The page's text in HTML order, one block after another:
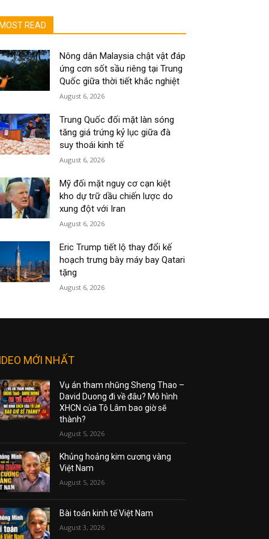
MOST READ
Nông dân Malaysia chật vật đáp
ứng cơn sốt sầu riêng tại Trung
Quốc giữa thời tiết khắc nghiệt
August 6, 2026
Trung Quốc đối mặt làn sóng
tăng giá trứng kỷ lục giữa đà
suy thoái kinh tế
August 6, 2026
Mỹ đối mặt nguy cơ cạn kiệt
kho dự trữ dầu chiến lược do
xung đột với Iran
August 6, 2026
Eric Trump tiết lộ thay đổi kế
hoạch trưng bày máy bay Qatari
tặng
August 6, 2026
MỚI NHẤT
Vụ án tham nhũng Sheng Thao –
David Duong đi về đâu? Mô hình
XHCN của Tô Lâm bao giờ sẽ
thành?
August 5, 2026
Khủng hoảng kim cương vàng
Việt Nam
August 5, 2026
Bài toán kinh tế Việt Nam
August 3, 2026